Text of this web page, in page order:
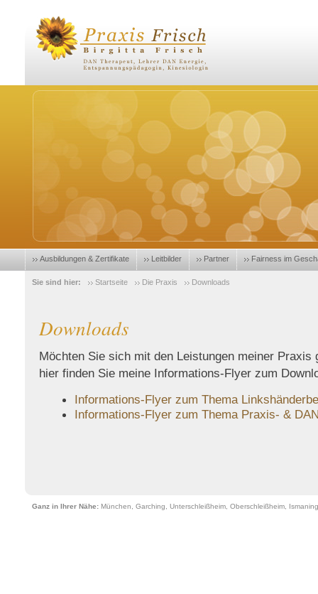
Ausbildungen & Zertifikate Leitbilder Partner Fairness im
Sie sind hier: Startseite Die Praxis Downloads
Downloads
Möchten Sie sich mit den Leistungen meiner Praxis
hier finden Sie meine Informations-Flyer zum
Informations-Flyer zum Thema
Informations-Flyer zum Thema Praxis- &
Ganz in Ihrer Nähe: München, Garching, Unterschleißheim, Oberschleißheim,